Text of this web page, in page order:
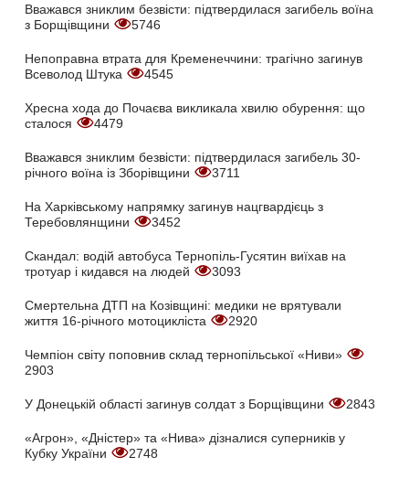
Вважався зниклим безвісти: підтвердилася загибель воїна
з Борщівщини
5746
Непоправна втрата для Кременеччини: трагічно загинув
Всеволод Штука
4545
Хресна хода до Почаєва викликала хвилю обурення: що
сталося
4479
Вважався зниклим безвісти: підтвердилася загибель 30-
річного воїна із Зборівщини
3711
На Харківському напрямку загинув нацгвардієць з
Теребовлянщини
3452
Скандал: водій автобуса Тернопіль-Гусятин виїхав на
тротуар і кидався на людей
3093
Смертельна ДТП на Козівщині: медики не врятували
життя 16-річного мотоцикліста
2920
Чемпіон світу поповнив склад тернопільської «Ниви»
2903
У Донецькій області загинув солдат з Борщівщини 2843
«Агрон», «Дністер» та «Нива» дізналися суперників у
Кубку України
2748